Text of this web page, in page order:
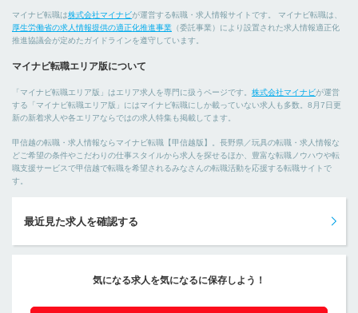
マイナビ転職は株式会社マイナビが運営する転職・求人情報サイトです。 マイナビ転職は、
厚生労働省の求人情報提供の適正化推進事業 （委託事業）により設置された求人情報適正化
推進協議会が定めたガイドラインを遵守しています。
マイナビ転職エリア版について
「マイナビ転職エリア版」はエリア求人を専門に扱うページです。 株式会社マイナビが運営
する「マイナビ転職エリア版」にはマイナビ転職にしか載っていない求人も多数。8月7日更
新の新着求人や各エリアならではの求人特集も掲載してます。
甲信越の転職・求人情報ならマイナビ転職【甲信越版】。長野県／玩具の転職・求人情報な
どご希望の条件やこだわりの仕事スタイルから求人を探せるほか、豊富な転職ノウハウや転
職支援サービスで甲信越で転職を希望されるみなさんの転職活動を応援する転職サイトで
す。
最近見た求人を確認する
気になる求人を気になるに保存しよう！